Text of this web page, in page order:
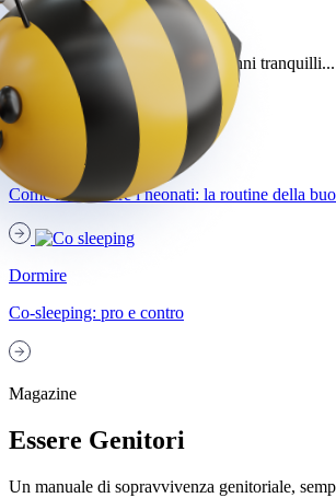
Dormire
Consigli per aiutarti a dormire sonni
Vedi tutti
Come far dormire i neonati: la routine della
Dormire
Co-sleeping: pro e contro
Magazine
Essere Genitori
Un manuale di sopravvivenza genitoriale,